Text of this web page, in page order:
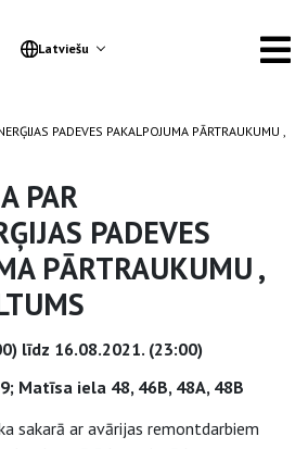
Latviešu
PADEVES PAKALPOJUMA PĀRTRAUKUMU ,
PAR
PADEVES
PĀRTRAUKUMU ,
līdz 16.08.2021. (23:00)
Matīsa iela 48, 46B, 48A, 48B
sakarā ar avārijas remontdarbiem